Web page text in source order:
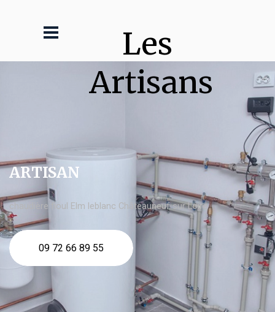
Les
Artisans
ARTISAN
chaudière fioul Elm leblanc Châteauneuf sur Loire
09 72 66 89 55